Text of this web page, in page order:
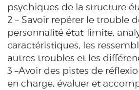
psychiques de la structure
2 – Savoir repérer le trouble
personnalité état-limite,
caractéristiques, les
autres troubles et les
3 –Avoir des pistes de
en charge, évaluer et